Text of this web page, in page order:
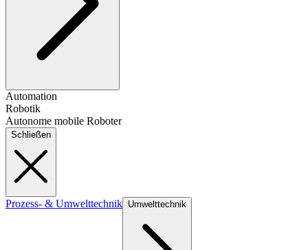
Automation
Robotik
Autonome mobile Roboter
Schließen
Prozess- & Umwelttechnik Umwelttechnik